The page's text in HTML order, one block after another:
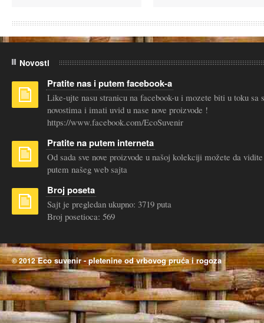
Novosti
Pratite nas i putem facebook-a
Like-ujte nasu stranicu na facebook-u i mozete biti u toku sa
novostima i imati uvid u nase nove proizvode !
https://www.facebook.com/EcoSuvenir
Pratite na putem interneta
Od sada sve nove proizvode u našoj kolekciji možete da vidite
putem našeg web sajta
Broj poseta
Sajt je pregledan ukupno: 3719 puta
Broj posetioca: 569
© 2012Eco suvenir - pletenine od vrbovog pruća i rogoza